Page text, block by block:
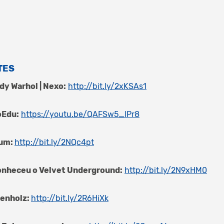
Warhol | Nexo: http://bit.ly/2xKSAs1
https://youtu.be/QAFSw5_lPr8
http://bit.ly/2NQc4pt
o Velvet Underground: http://bit.ly/2N9xHM0
http://bit.ly/2R6HiXk